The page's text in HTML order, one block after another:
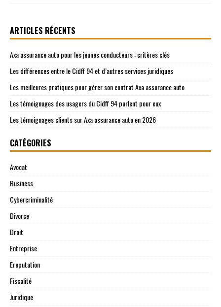
ARTICLES RÉCENTS
Axa assurance auto pour les jeunes conducteurs : critères clés
Les différences entre le Cidff 94 et d’autres services juridiques
Les meilleures pratiques pour gérer son contrat Axa assurance auto
Les témoignages des usagers du Cidff 94 parlent pour eux
Les témoignages clients sur Axa assurance auto en 2026
CATÉGORIES
Avocat
Business
Cybercriminalité
Divorce
Droit
Entreprise
Ereputation
Fiscalité
Juridique